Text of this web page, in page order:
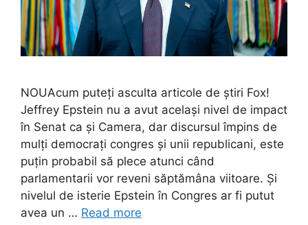
NOUAcum puteți asculta articole de știri Fox!
Jeffrey Epstein nu a avut același nivel de impact
în Senat ca și Camera, dar discursul împins de
mulți democrați congres și unii republicani, este
puțin probabil să plece atunci când
parlamentarii vor reveni săptămâna viitoare. Și
nivelul de isterie Epstein în Congres ar fi putut
avea un … Read more